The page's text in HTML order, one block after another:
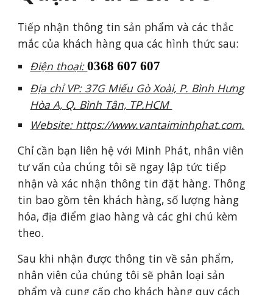
Tiếp nhận thông tin sản phẩm và các thắc
mắc của khách hàng qua các hình thức sau:
Điện thoại:0368 607 607
Địa chỉ VP: 37G Miếu Gò Xoài, P. Bình Hưng
Hòa A, Q. Bình Tân, TP.HCM
Website: https://www.vantaiminhphat.com.
Chỉ cần bạn liên hệ với Minh Phát, nhân viên
tư vấn của chúng tôi sẽ ngay lập tức tiếp
nhận và xác nhận thông tin đặt hàng. Thông
tin bao gồm tên khách hàng, số lượng hàng
hóa, địa điểm giao hàng và các ghi chú kèm
theo.
Sau khi nhận được thông tin về sản phẩm,
nhân viên của chúng tôi sẽ phân loại sản
phẩm và cung cấp cho khách hàng quy cách